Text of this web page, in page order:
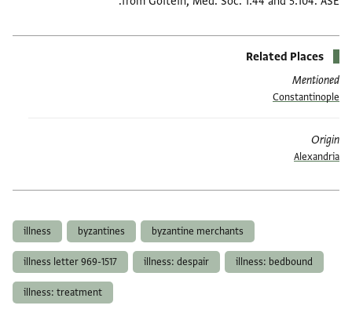
Related Places
Mentioned
Constantinople
Origin
Alexandria
byzantine merchants
byzantines
illness
illness: bedbound
illness: despair
illness letter 969-1517
illness: treatment